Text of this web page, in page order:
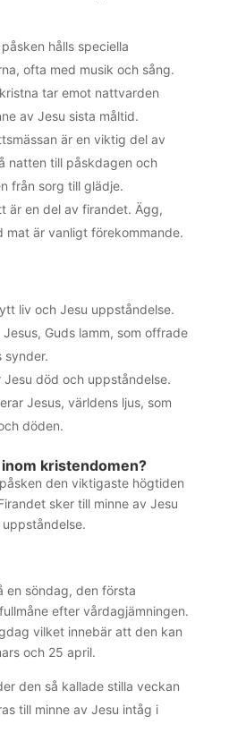
hålls speciella
ofta med musik och sång.
tar emot nattvarden
av Jesu sista måltid.
är en viktig del av
natten till påskdagen och
från sorg till glädje.
är en del av firandet. Ägg,
mat är vanligt förekommande.
liv och Jesu uppståndelse.
Guds lamm, som offrade
synder.
Jesu död och uppståndelse.
Jesus, världens ljus, som
döden.
kristendomen?
den viktigaste högtiden
sker till minne av Jesu
en söndag, den första
efter vårdagjämningen.
vilket innebär att den kan
och 25 april.
den så kallade stilla veckan
till minne av Jesu intåg i